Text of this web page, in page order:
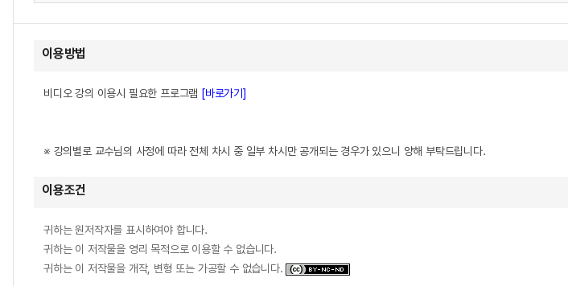
이용방법
비디오 강의 이용시 필요한 프로그램 [바로가기]
※ 강의별로 교수님의 사정에 따라 전체 차시 중 일부 차시만 공개되는 경우가 있으니 양해 부탁드립니다.
이용조건
귀하는 원저작자를 표시하여야 합니다.
귀하는 이 저작물을 영리 목적으로 이용할 수 없습니다.
귀하는 이 저작물을 개작, 변형 또는 가공할 수 없습니다.